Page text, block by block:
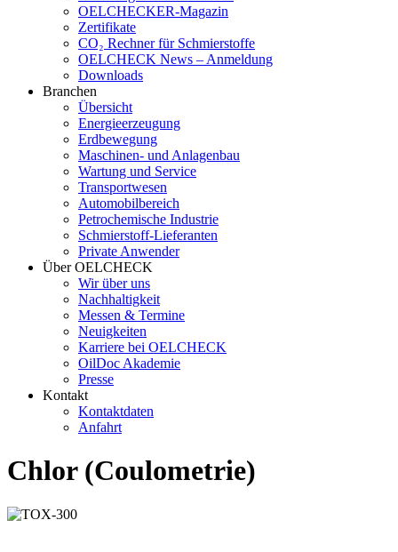
OELCHECKER-Magazin
Zertifikate
CO₂ Rechner für Schmierstoffe
OELCHECK News – Anmeldung
Downloads
Branchen
Übersicht
Energieerzeugung
Erdbewegung
Maschinen- und Anlagenbau
Wartung und Service
Transportwesen
Automobilbereich
Petrochemische Industrie
Schmierstoff-Lieferanten
Private Anwender
Über OELCHECK
Wir über uns
Nachhaltigkeit
Messen & Termine
Neuigkeiten
Karriere bei OELCHECK
OilDoc Akademie
Presse
Kontakt
Kontaktdaten
Anfahrt
Chlor (Coulometrie)